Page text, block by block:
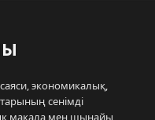
саяси, экономикалық,
сенімді
мақала мен шынайы